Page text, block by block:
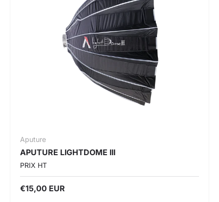
Aputure
APUTURE LIGHTDOME III
PRIX HT
€15,00 EUR